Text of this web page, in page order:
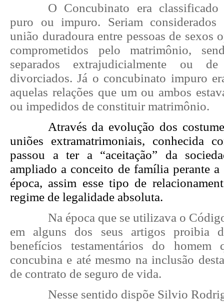
O Concubinato era
puro ou impuro. Seriam considerados
união duradoura entre pessoas de sexos
comprometidos pelo matrimônio,
separados extrajudicialmente ou
divorciados. Já o concubinato impuro
aquelas relações que um ou ambos
ou impedidos de constituir matrimônio.
Através da evolução dos
uniões extramatrimoniais, conhecida
passou a ter a “aceitação” da
ampliado a conceito de família perante a
época, assim esse tipo de
regime de legalidade absoluta.
Na época que se utilizava o
em alguns dos seus artigos proibia
benefícios testamentários do homem
concubina e até mesmo na inclusão
de contrato de seguro de vida.
Nesse sentido dispõe Silvio